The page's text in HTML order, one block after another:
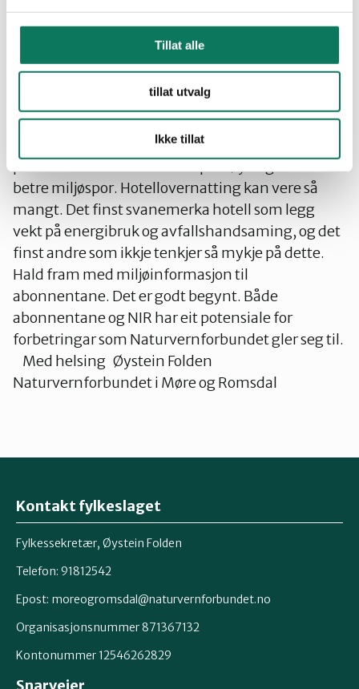
Tillat alle
tillat utvalg
Ikke tillat
Heiskortet i seg sjølv kan vere greitt, men å sende
folk med bil frå Kristiansund til Oppdal er ofte ein
dårleg ide når ein tenkjer på miljøet. Nr 6 kan
vere ein versting. Gje eit gåvekort på flyreise for ei
helg til London, så har du vel lagt ei miljøbombe.
Eit kundekort på NSB eller rabattkort på bussen er
derimot noko heilt anna. I staden for heiskortet i
betre miljøspor. Hotellovernatting kan vere så
mangt. Det finst svanemerka hotell som legg
vekt på energibruk og avfallshandsaming, og det
finst andre som ikkje tenkjer så mykje på dette.
Hald fram med miljøinformasjon til
abonnentane. Det er godt begynt. Både
abonnentane og NIR har eit potensiale for
forbetringar som Naturvernforbundet gler seg til.
Med helsing Øystein Folden
Naturvernforbundet i Møre og Romsdal
Kontakt fylkeslaget
Fylkessekretær, Øystein Folden
Telefon: 91812542
Epost: moreogromsdal@naturvernforbundet.no
Organisasjonsnummer 871367132
Kontonummer 12546262829